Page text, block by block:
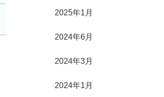
2025年1月
2024年6月
2024年3月
2024年1月